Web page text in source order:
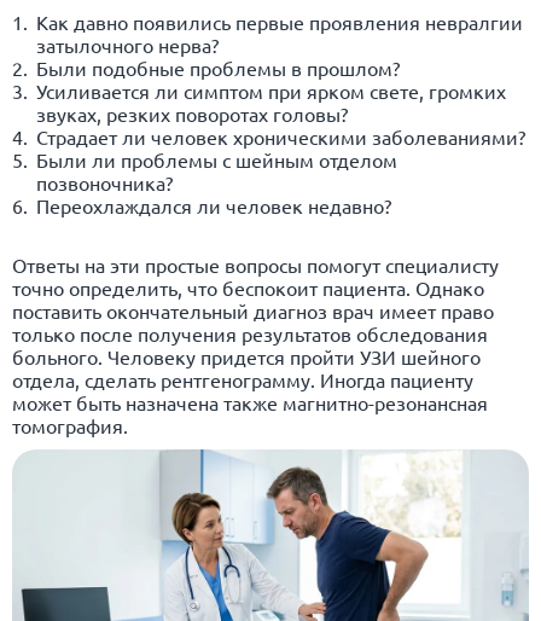
Как давно появились первые проявления невралгии
затылочного нерва?
Были подобные проблемы в прошлом?
Усиливается ли симптом при ярком свете, громких
звуках, резких поворотах головы?
Страдает ли человек хроническими заболеваниями?
Были ли проблемы с шейным отделом
позвоночника?
Переохлаждался ли человек недавно?
Ответы на эти простые вопросы помогут специалисту
точно определить, что беспокоит пациента. Однако
поставить окончательный диагноз врач имеет право
только после получения результатов обследования
больного. Человеку придется пройти УЗИ шейного
отдела, сделать рентгенограмму. Иногда пациенту
может быть назначена также магнитно-резонансная
томография.